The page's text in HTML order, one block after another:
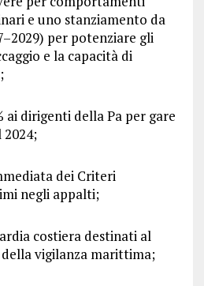
e uno stanziamento da
per potenziare gli
e la capacità di
ai dirigenti della Pa per gare
dei Criteri
negli appalti;
costiera destinati al
vigilanza marittima;